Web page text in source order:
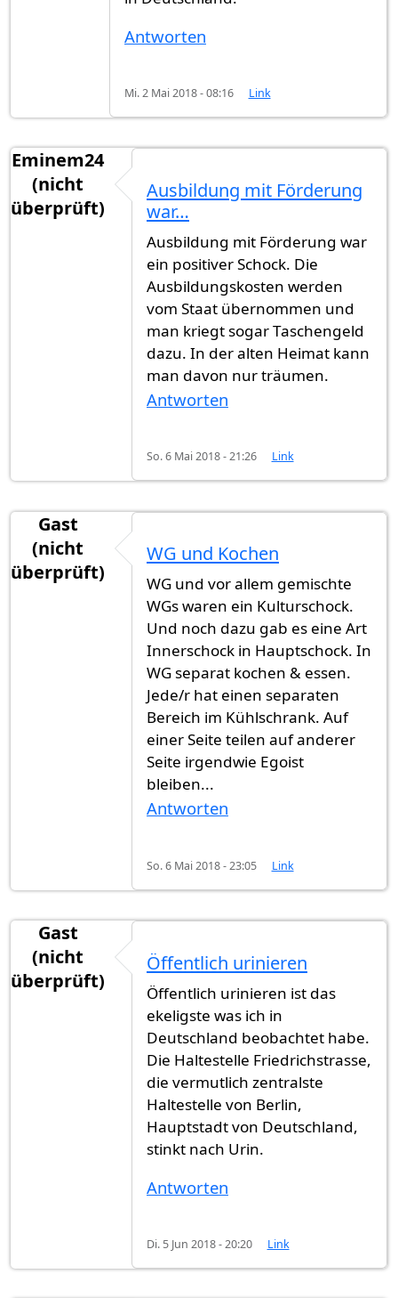
Antworten
Mi. 2 Mai 2018 - 08:16 Link
Eminem24
(nicht
überprüft)
Ausbildung mit Förderung
war…
Ausbildung mit Förderung war
ein positiver Schock. Die
Ausbildungskosten werden
vom Staat übernommen und
man kriegt sogar Taschengeld
dazu. In der alten Heimat kann
man davon nur träumen.
Antworten
So. 6 Mai 2018 - 21:26 Link
Gast
(nicht
überprüft)
WG und Kochen
WG und vor allem gemischte
WGs waren ein Kulturschock.
Und noch dazu gab es eine Art
Innerschock in Hauptschock. In
WG separat kochen & essen.
Jede/r hat einen separaten
Bereich im Kühlschrank. Auf
einer Seite teilen auf anderer
Seite irgendwie Egoist
bleiben...
Antworten
So. 6 Mai 2018 - 23:05 Link
Gast
(nicht
überprüft)
Öffentlich urinieren
Öffentlich urinieren ist das
ekeligste was ich in
Deutschland beobachtet habe.
Die Haltestelle Friedrichstrasse,
die vermutlich zentralste
Haltestelle von Berlin,
Hauptstadt von Deutschland,
stinkt nach Urin.
Antworten
Di. 5 Jun 2018 - 20:20 Link